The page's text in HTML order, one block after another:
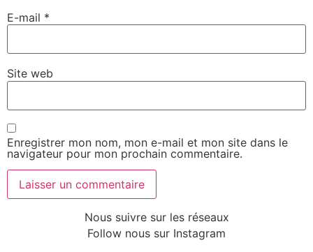
E-mail *
Site web
Enregistrer mon nom, mon e-mail et mon site dans le
navigateur pour mon prochain commentaire.
Nous suivre sur les réseaux
Follow nous sur Instagram